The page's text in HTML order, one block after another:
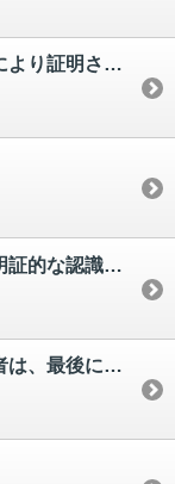
すべてのことはおのれ自身により証明される。
すべての学問は、確実かつ明証的な認識である。
あまりに旅に時間を費やす者は、最後には己の国でよそものとなる。